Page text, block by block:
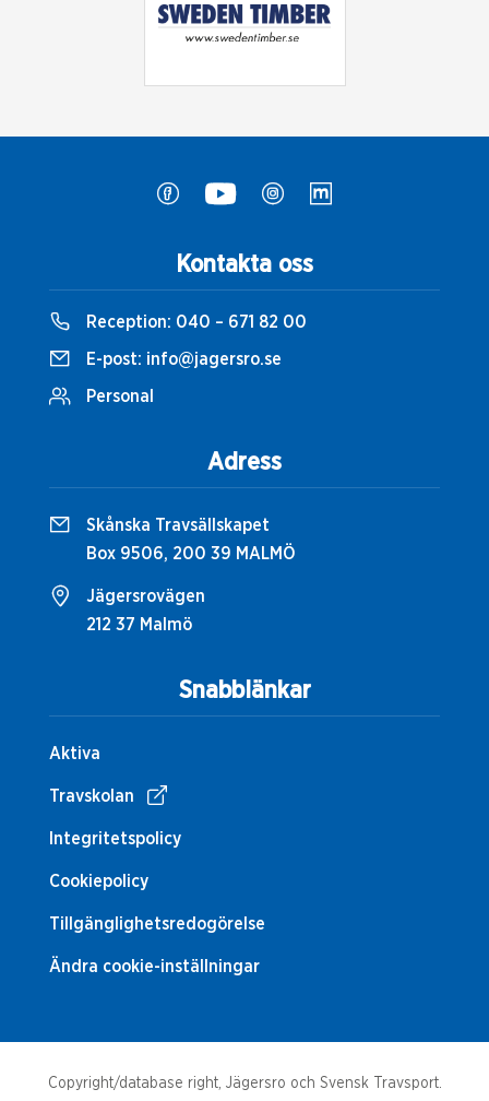
Snabblänkar
Aktiva
Travskolan
Integritetspolicy
Cookiepolicy
Tillgänglighetsredogörelse
Ändra cookie-inställningar
Kontakta oss
Reception: 040 – 671 82 00
E-post: info@jagersro.se
Personal
Adress
Skånska Travsällskapet
Box 9506, 200 39 MALMÖ
Jägersrovägen
212 37 Malmö
Copyright/database right, Jägersro och Svensk Travsport.